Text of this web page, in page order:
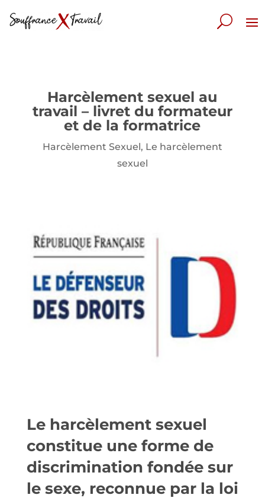
Harcèlement sexuel au
travail – livret du formateur
et de la formatrice
Harcèlement Sexuel, Le harcèlement
sexuel
Le harcèlement sexuel
constitue une forme de
discrimination fondée sur
le sexe, reconnue par la loi